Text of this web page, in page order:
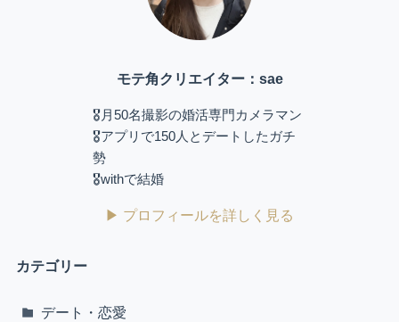
モテ角クリエイター：sae
🎖️月50名撮影の婚活専門カメラマン
🎖️アプリで150人とデートしたガチ
勢
🎖️withで結婚
▶ プロフィールを詳しく見る
カテゴリー
デート・恋愛